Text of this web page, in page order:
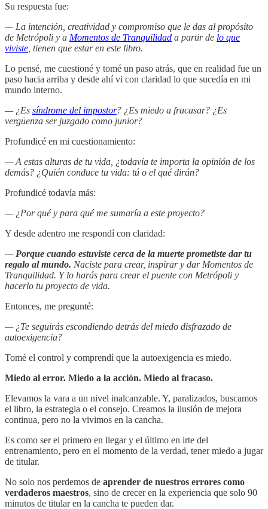
Su respuesta fue:
— La intención, creatividad y compromiso que le das al propósito
de Metrópoli y a Momentos de Tranquilidad a partir de lo que
viviste , tienen que estar en este libro.
Lo pensé, me cuestioné y tomé un paso atrás, que en realidad fue un
paso hacia arriba y desde ahí vi con claridad lo que sucedía en mi
mundo interno.
— ¿Es síndrome del impostor? ¿Es miedo a fracasar? ¿Es
vergüenza ser juzgado como junior?
Profundicé en mi cuestionamiento:
— A estas alturas de tu vida, ¿todavía te importa la opinión de los
demás? ¿Quién conduce tu vida: tú o el qué dirán?
Profundicé todavía más:
— ¿Por qué y para qué me sumaría a este proyecto?
Y desde adentro me respondí con claridad:
— Porque cuando estuviste cerca de la muerte prometiste dar tu
regalo al mundo. Naciste para crear, inspirar y dar Momentos de
Tranquilidad. Y lo harás para crear el puente con Metrópoli y
hacerlo tu proyecto de vida.
Entonces, me pregunté:
— ¿Te seguirás escondiendo detrás del miedo disfrazado de
autoexigencia?
Tomé el control y comprendí que la autoexigencia es miedo.
Miedo al error. Miedo a la acción. Miedo al fracaso.
Elevamos la vara a un nivel inalcanzable. Y, paralizados, buscamos
el libro, la estrategia o el consejo. Creamos la ilusión de mejora
continua, pero no la vivimos en la cancha.
Es como ser el primero en llegar y el último en irte del
entrenamiento, pero en el momento de la verdad, tener miedo a jugar
de titular.
No solo nos perdemos de aprender de nuestros errores como
verdaderos maestros, sino de crecer en la experiencia que solo 90
minutos de titular en la cancha te pueden dar.